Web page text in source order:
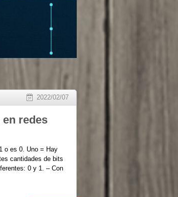
2022/02/07
redes
o es 0. Uno = Hay
cantidades de bits
0 y 1. – Con